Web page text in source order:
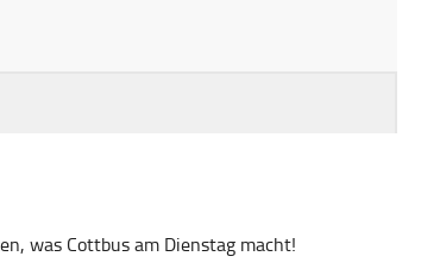
was Cottbus am Dienstag macht!